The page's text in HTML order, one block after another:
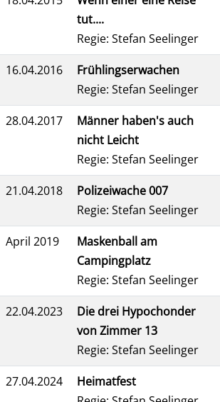
tut....
Regie: Stefan Seelinger
16.04.2016
Frühlingserwachen
Regie: Stefan Seelinger
28.04.2017
Männer haben's auch
nicht Leicht
Regie: Stefan Seelinger
21.04.2018
Polizeiwache 007
Regie: Stefan Seelinger
April 2019
Maskenball am
Campingplatz
Regie: Stefan Seelinger
22.04.2023
Die drei Hypochonder
von Zimmer 13
Regie: Stefan Seelinger
27.04.2024
Heimatfest